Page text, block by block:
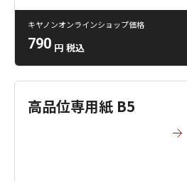
キヤノンオンラインショップ価格
790 円 税込
高品位専用紙 B5